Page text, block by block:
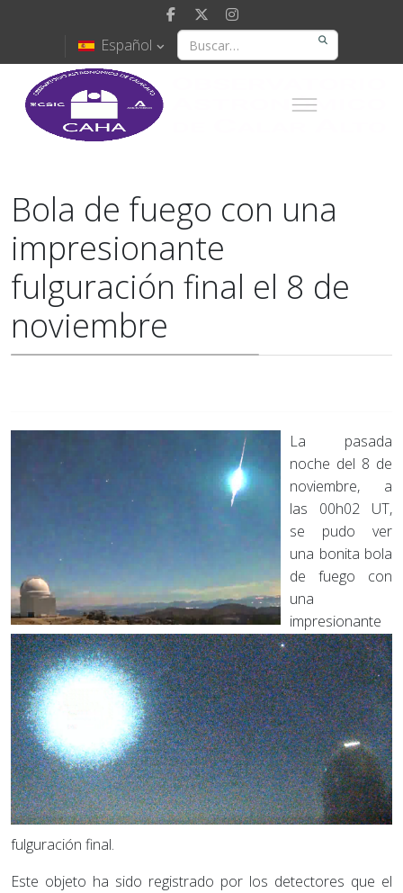
Español
Bola de fuego con una
impresionante
fulguración final el 8 de
noviembre
La pasada
noche del 8 de
noviembre, a
las 00h02 UT,
se pudo ver
una bonita bola
de fuego con
una
impresionante
fulguración final.
Este objeto ha sido registrado por los detectores que el